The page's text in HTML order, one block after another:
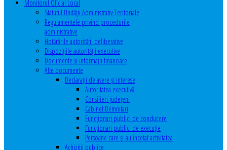
Monitorul Oficial Local
Statutul Unităţii Administrativ-Teritoriale
Regulamentele privind procedurile
administrative
Hotărârile autorităţii deliberative
Dispoziţiile autorităţii executive
Documente şi informaţii financiare
Alte documente
Declaraţii de avere şi interese
Autoritatea executivă
Consilieri judeţeni
Cabinet Demnitari
Funcţionari publici de conducere
Funcționari publici de execuție
Persoane care şi-au încetat activitatea
Achiziţii publice